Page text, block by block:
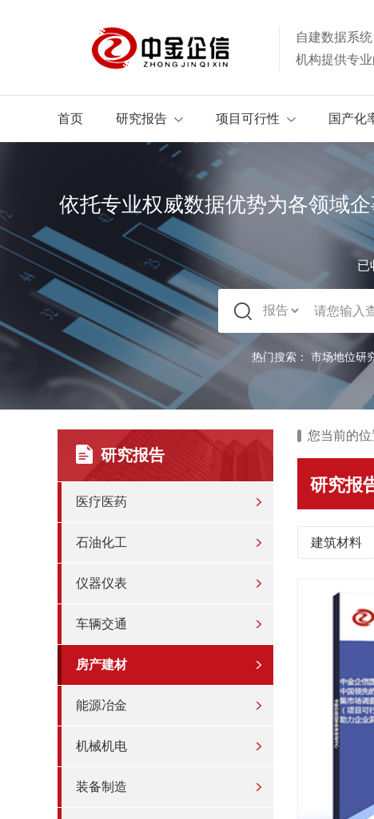
自建数据系
机构提供专
首页 研究报告 项目可行性 国产化
依托专业权威数据优势为各领域
已
热门搜索： 市场地位研
研究报告
医疗医药
石油化工
仪器仪表
车辆交通
房产建材
能源冶金
机械机电
装备制造
您当前的位
研究报
建筑材料